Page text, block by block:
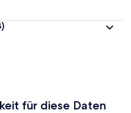
für diese Daten